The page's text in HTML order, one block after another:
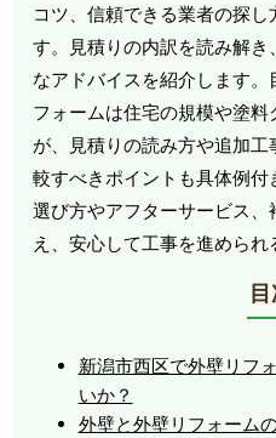
コツ、信頼できる業者の探
す。見積りの内訳を読み解
なアドバイスを紹介します
フォームは住宅の規模や塗
が、見積りの読み方や追加
較すべきポイントも具体例
選び方やアフターサービス、
え、安心して工事を進められ
新潟市西区で外壁リフ
いか？
外壁と外壁リフォーム